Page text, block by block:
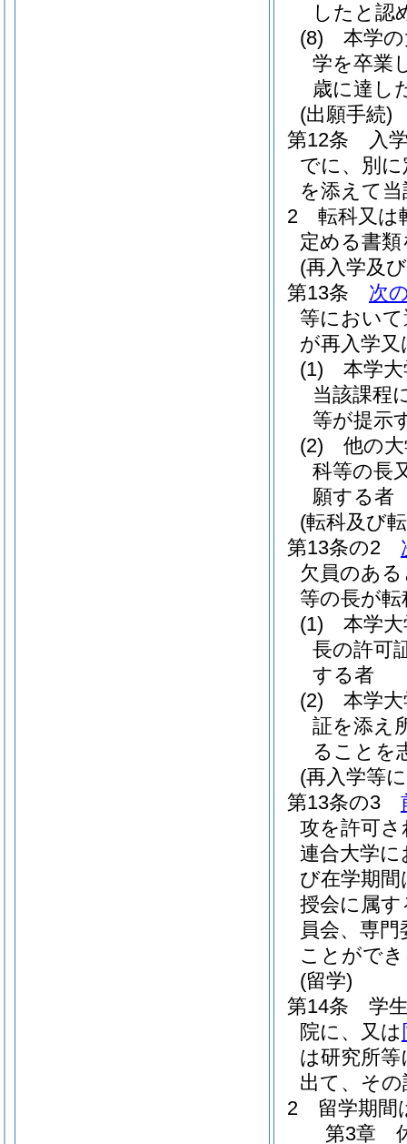
したと認
(8)
本学
学を卒業
歳に達し
(出願手続)
第12条
入
でに、別
を添えて
2
転科又は
定める書
(再入学及
第13条
次
等におい
が再入学
(1)
本学
当該課程
等が提示
(2)
他の
科等の長
願する者
(転科及び
第13条の2
欠員のあ
等の長が
(1)
本学
長の許可
する者
(2)
本学
証を添え
ることを
(再入学等
第13条の3
攻を許可
連合大学
び在学期
授会に属
員会、専
ことがで
(留学)
第14条
学
院に、又は
は研究所
出て、そ
2
留学期間
第3章